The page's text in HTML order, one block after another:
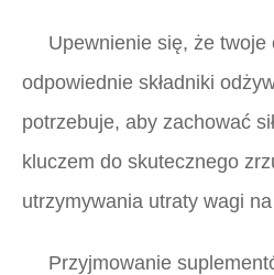
Upewnienie się, że twoje
odpowiednie składniki
potrzebuje, aby zachować
kluczem do skutecznego
utrzymywania utraty wagi na
Przyjmowanie